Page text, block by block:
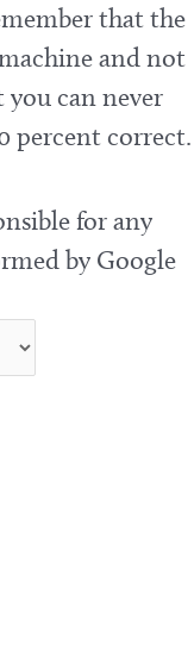
that the
and not
you can never
percent correct.
for any
by Google